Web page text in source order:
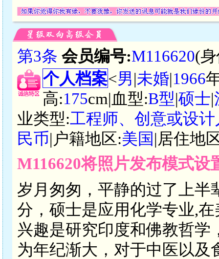
第3条 会员编号:M116620(
个人档案<男|未婚|1966
高:175cm|血型:B型|硕士|
业类型:工程师、创意或设计
民币|户籍地区:美国 |居住地
M116620将照片发布模式
岁月匆匆，平静的过了上半
分，硕士是应用化学专业,
兴趣是研究印度和佛教哲
为年纪渐大，对于中医以